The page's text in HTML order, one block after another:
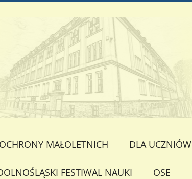
MAŁOLETNICH DLA UCZNIÓW
FESTIWAL NAUKI OSE